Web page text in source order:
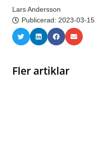
Lars Andersson
Publicerad: 2023-03-15
Fler artiklar